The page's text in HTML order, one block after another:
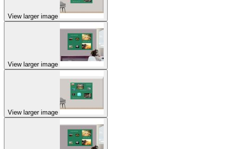
View larger image
View larger image
View larger image